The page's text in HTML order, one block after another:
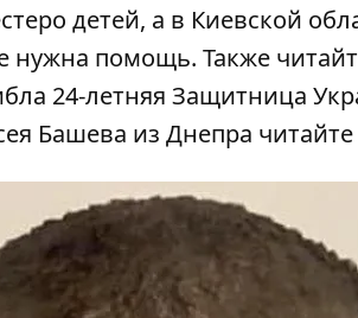
детей, а в Киевской
нужна помощь. Также
24-летняя Защитница
Башева из Днепра читайте